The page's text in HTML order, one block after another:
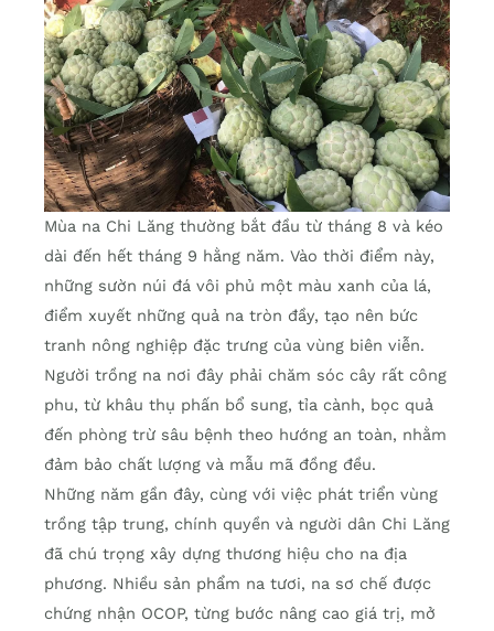
Mùa na Chi Lăng thường bắt đầu từ tháng 8 và kéo
dài đến hết tháng 9 hằng năm. Vào thời điểm này,
những sườn núi đá vôi phủ một màu xanh của lá,
điểm xuyết những quả na tròn đầy, tạo nên bức
tranh nông nghiệp đặc trưng của vùng biên viễn.
Người trồng na nơi đây phải chăm sóc cây rất công
phu, từ khâu thụ phấn bổ sung, tỉa cành, bọc quả
đến phòng trừ sâu bệnh theo hướng an toàn, nhằm
đảm bảo chất lượng và mẫu mã đồng đều.
Những năm gần đây, cùng với việc phát triển vùng
trồng tập trung, chính quyền và người dân Chi Lăng
đã chú trọng xây dựng thương hiệu cho na địa
phương. Nhiều sản phẩm na tươi, na sơ chế được
chứng nhận OCOP, từng bước nâng cao giá trị, mở